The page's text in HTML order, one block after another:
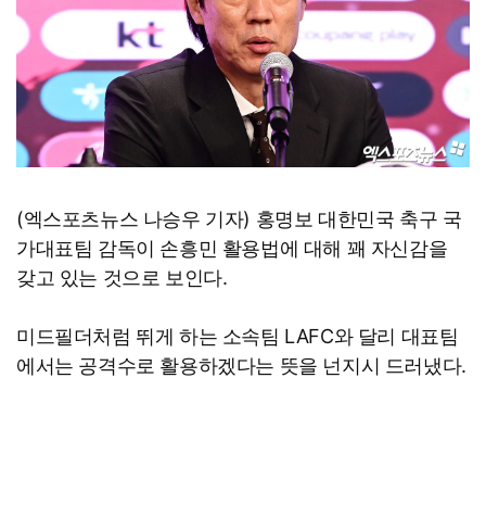
(엑스포츠뉴스 나승우 기자) 홍명보 대한민국 축구 국
가대표팀 감독이 손흥민 활용법에 대해 꽤 자신감을
갖고 있는 것으로 보인다.
미드필더처럼 뛰게 하는 소속팀 LAFC와 달리 대표팀
에서는 공격수로 활용하겠다는 뜻을 넌지시 드러냈다.